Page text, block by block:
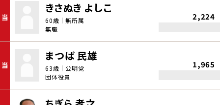
当
きさぬき よしこ
60歳｜無所属
無職
2,224
当
まつば 民雄
63歳｜公明党
団体役員
1,965